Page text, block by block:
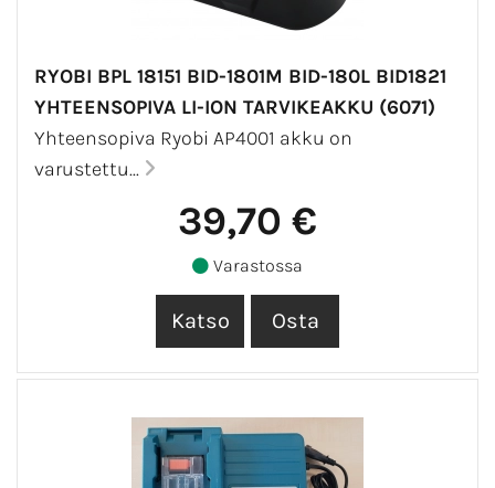
RYOBI BPL 18151 BID-1801M BID-180L BID1821
YHTEENSOPIVA LI-ION TARVIKEAKKU (6071)
Yhteensopiva Ryobi AP4001 akku on
varustettu...
39,70 €
Varastossa